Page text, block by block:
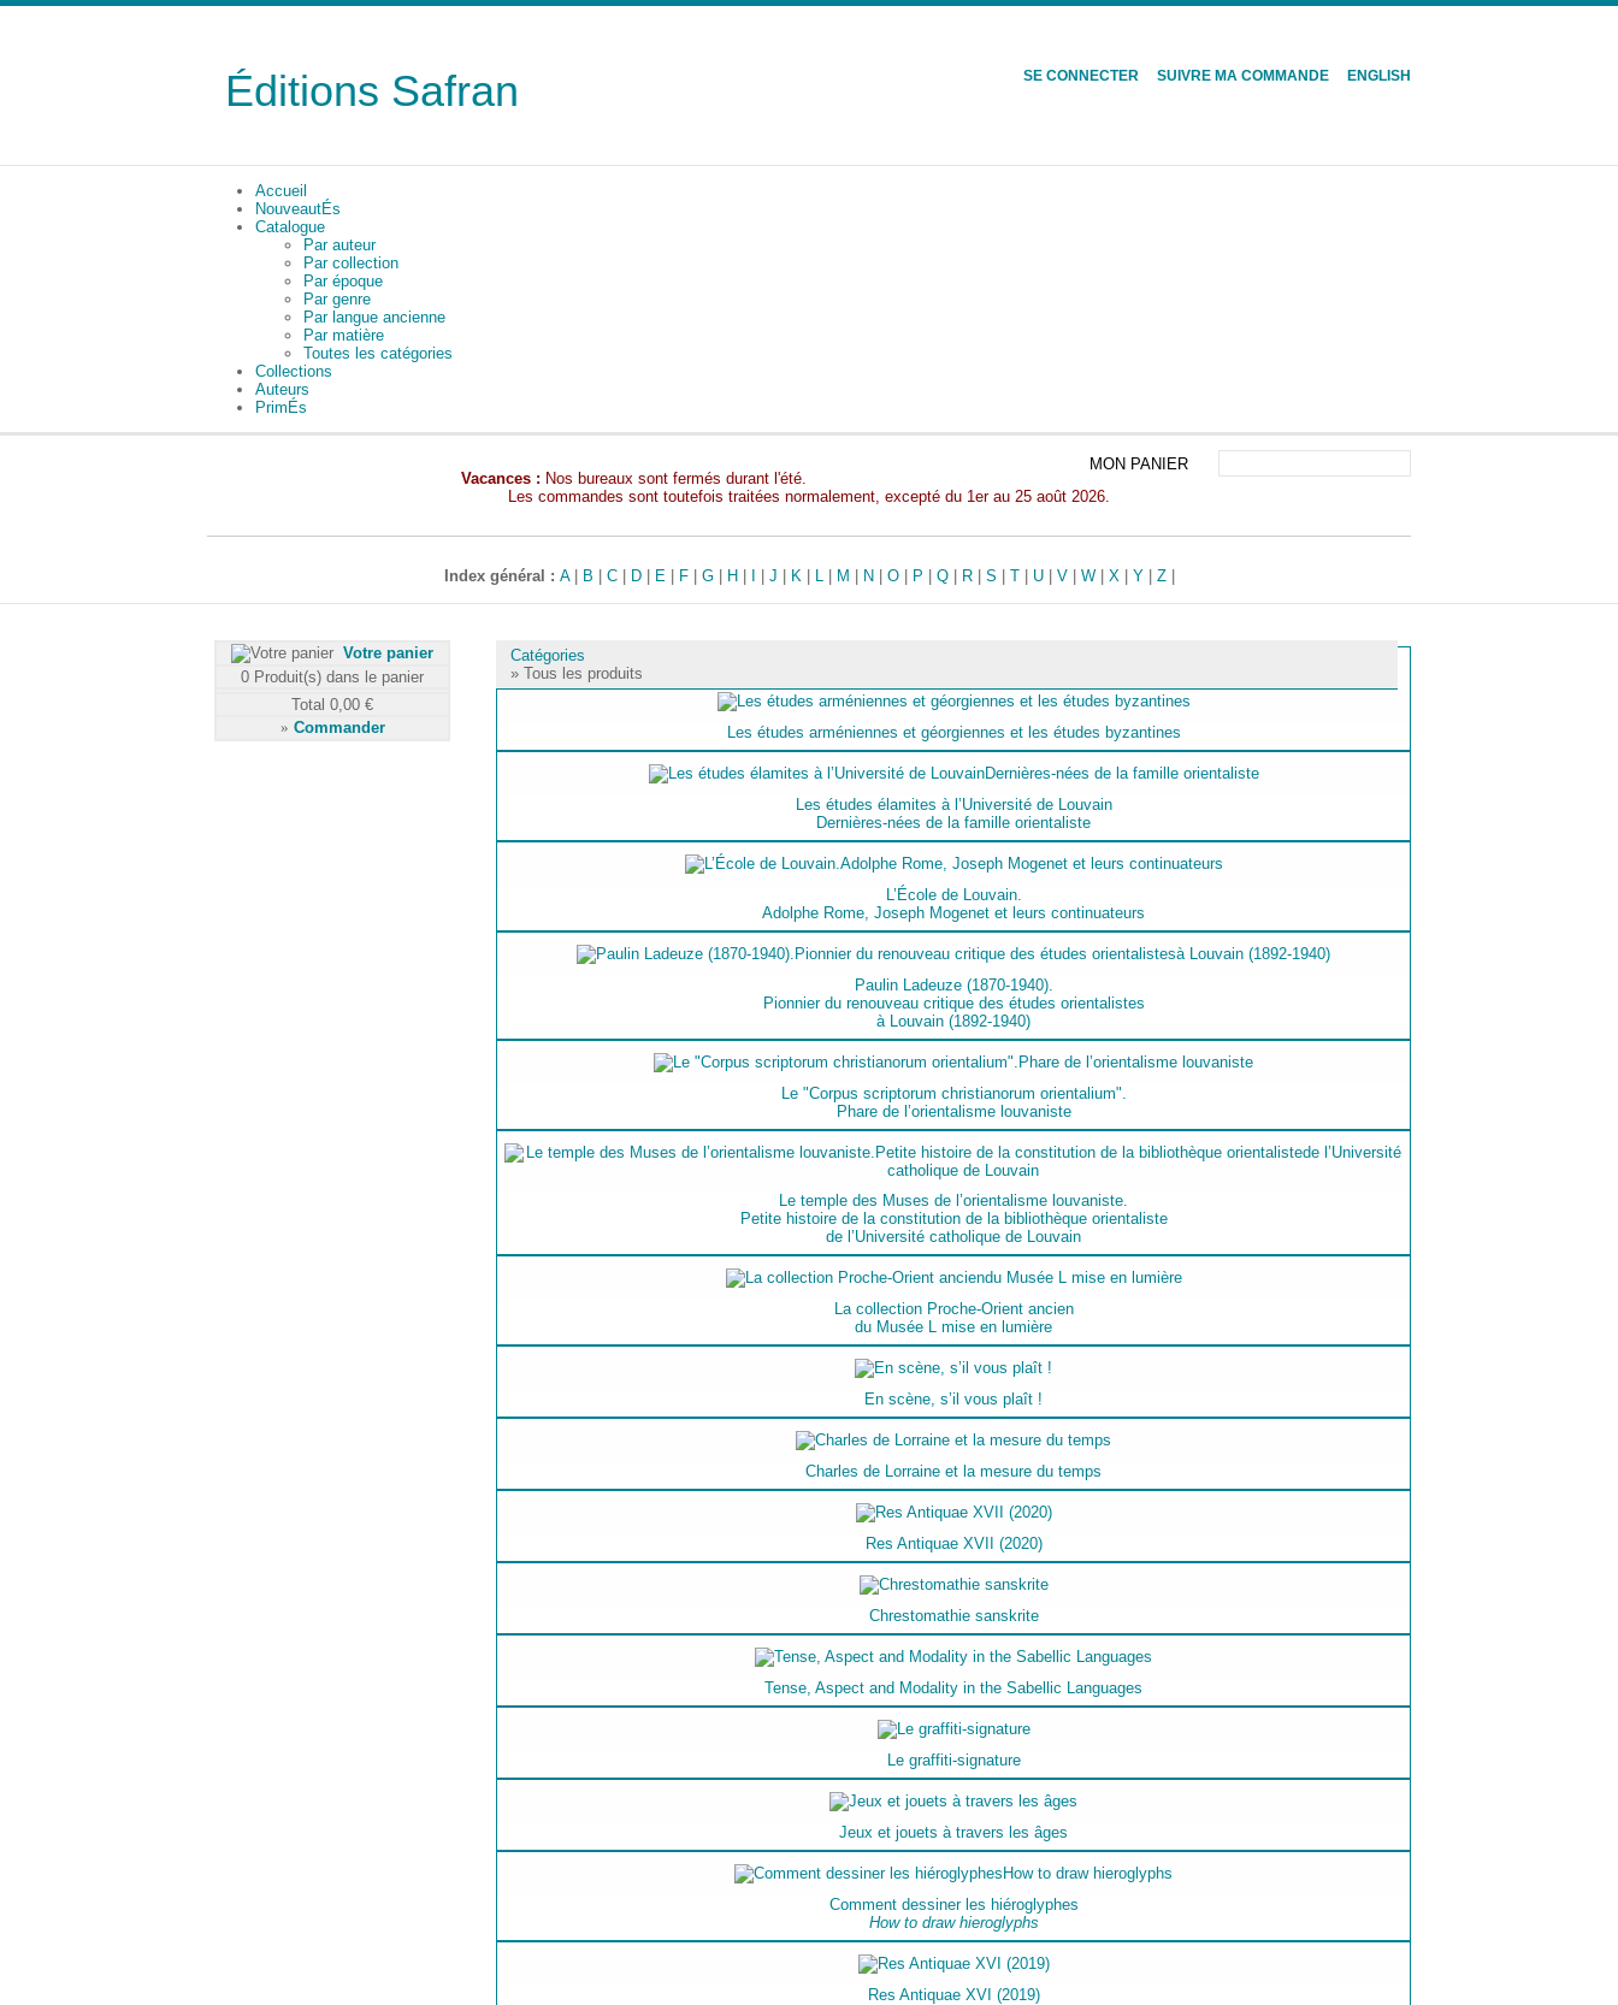
Éditions Safran SE CONNECTER SUIVRE MA COMMANDE ENGLISH
Accueil
NouveautÉs
Catalogue
Par auteur
Par collection
Par époque
Par genre
Par langue ancienne
Par matière
Toutes les catégories
Collections
Auteurs
PrimÉs
MON PANIER
Vacances : Nos bureaux sont fermés durant l'été.
Les commandes sont toutefois traitées normalement, excepté du 1er au 25 août 2026.
Index général : A| B C| D| E| F| G| H J K| L| M N O| P Q| R| S T| U| V| W| X| Y| Z|
Catégories
» Tous les produits
Les études arméniennes et géorgiennes et les études byzantines
Les études élamites à l’Université de Louvain
Dernières-nées de la famille orientaliste
L’École de Louvain.
Adolphe Rome, Joseph Mogenet et leurs continuateurs
Paulin Ladeuze (1870-1940).
Pionnier du renouveau critique des études orientalistes
à Louvain (1892-1940)
Le "Corpus scriptorum christianorum orientalium".
Phare de l’orientalisme louvaniste
Le temple des Muses de l’orientalisme louvaniste.
Petite histoire de la constitution de la bibliothèque orientaliste
de l’Université catholique de Louvain
La collection Proche-Orient ancien
du Musée L mise en lumière
En scène, s’il vous plaît !
Charles de Lorraine et la mesure du temps
Res Antiquae XVII (2020)
Chrestomathie sanskrite
Tense, Aspect and Modality in the Sabellic Languages
Le graffiti-signature
Jeux et jouets à travers les âges
Comment dessiner les hiéroglyphes
How to draw hieroglyphs
Res Antiquae XVI (2019)
Votre panier
0 Produit(s) dans le panier
Total 0,00 €
» Commander